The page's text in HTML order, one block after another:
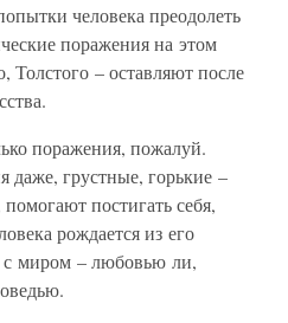
человека преодолеть
поражения на этом
Толстого – оставляют после
поражения, пожалуй.
грустные, горькие –
постигать себя,
рождается из его
с миром – любовью ли,